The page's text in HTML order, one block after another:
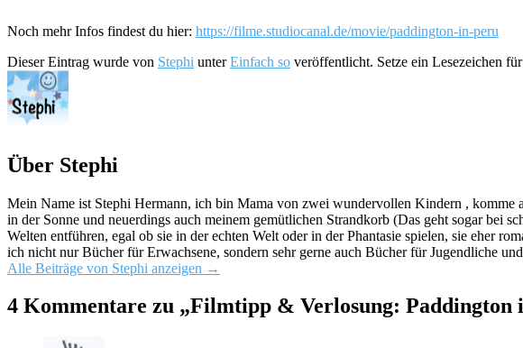
Noch mehr Infos findest du hier: https://filme.studiocanal.de/movie/paddington-in-peru
Dieser Eintrag wurde von Stephi unterEinfach so veröffentlicht. Setze ein Lesezeichen
Über Stephi
Mein Name ist Stephi Hermann, ich bin Mama von zwei wundervollen Kindern , komme
in der Sonne und neuerdings auch meinem gemütlichen Strandkorb (Das geht sogar bei
Welten entführen, egal ob sie in der echten Welt oder in der Phantasie spielen, sie eher
ich nicht nur Bücher für Erwachsene, sondern sehr gerne auch Bücher für Jugendliche
Alle Beiträge von Stephi anzeigen →
4 Kommentare zu „Filmtipp & Verlosung: Paddington